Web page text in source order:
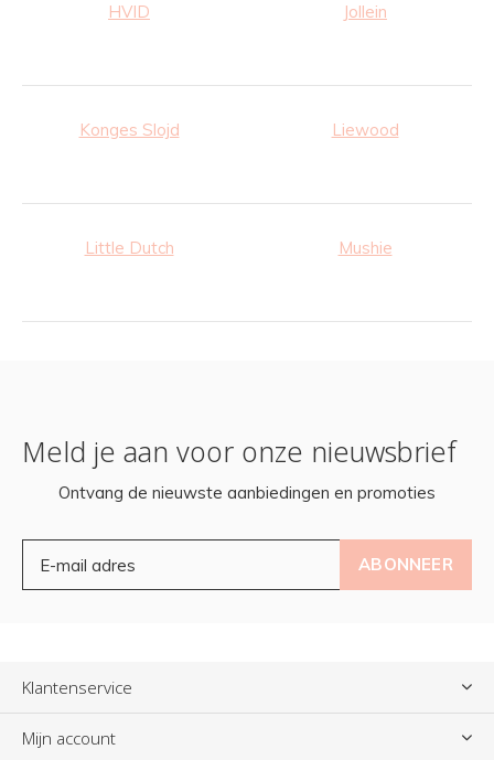
HVID Jollein
Konges Slojd Liewood
Little Dutch Mushie
Meld je aan voor onze nieuwsbrief
Ontvang de nieuwste aanbiedingen en promoties
ABONNEER
Klantenservice
Mijn account